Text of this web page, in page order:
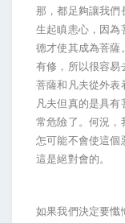
那，都足夠讓我們
生起瞋恚心，因為
德才使其成為菩薩
有修，所以很容易
菩薩和凡夫從外表
凡夫但真的是具
常危險了。何況，
怎可能不會使這個
這是絕對會的。
如果我們決定要懺